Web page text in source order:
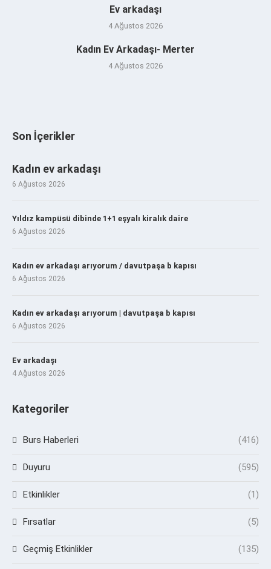
Ev arkadaşı
4 Ağustos 2026
Kadın Ev Arkadaşı- Merter
4 Ağustos 2026
Son İçerikler
Kadın ev arkadaşı
6 Ağustos 2026
Yıldız kampüsü dibinde 1+1 eşyalı kiralık daire
6 Ağustos 2026
Kadın ev arkadaşı arıyorum / davutpaşa b kapısı
6 Ağustos 2026
Kadın ev arkadaşı arıyorum | davutpaşa b kapısı
6 Ağustos 2026
Ev arkadaşı
4 Ağustos 2026
Kategoriler
Burs Haberleri (416)
Duyuru (595)
Etkinlikler (1)
Fırsatlar (5)
Geçmiş Etkinlikler (135)